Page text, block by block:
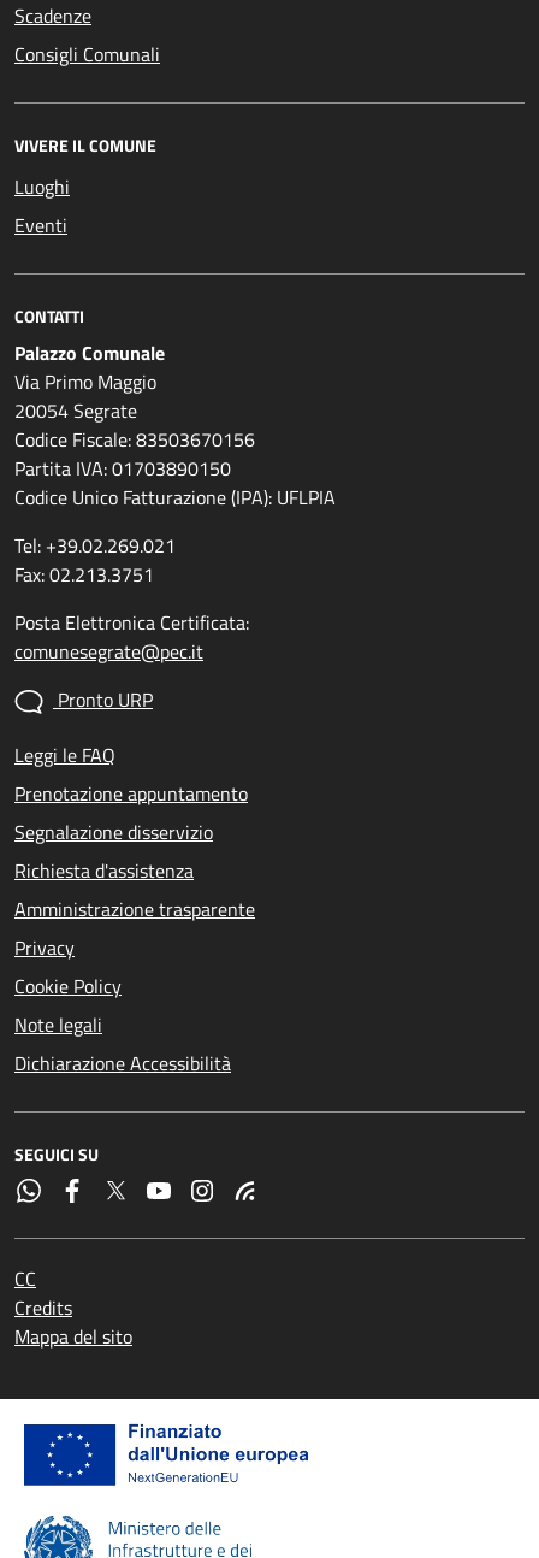
Scadenze
Consigli Comunali
VIVERE IL COMUNE
Luoghi
Eventi
CONTATTI
Palazzo Comunale
Via Primo Maggio
20054 Segrate
Codice Fiscale: 83503670156
Partita IVA: 01703890150
Codice Unico Fatturazione (IPA): UFLPIA
Tel: +39.02.269.021
Fax: 02.213.3751
Posta Elettronica Certificata:
comunesegrate@pec.it
Pronto URP
Leggi le FAQ
Prenotazione appuntamento
Segnalazione disservizio
Richiesta d'assistenza
Amministrazione trasparente
Privacy
Cookie Policy
Note legali
Dichiarazione Accessibilità
SEGUICI SU
CC
Credits
Mappa del sito